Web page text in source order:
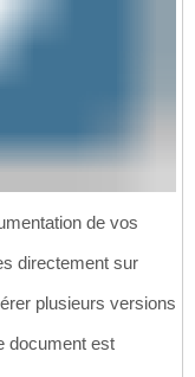
de vos
directement sur
plusieurs versions
document est